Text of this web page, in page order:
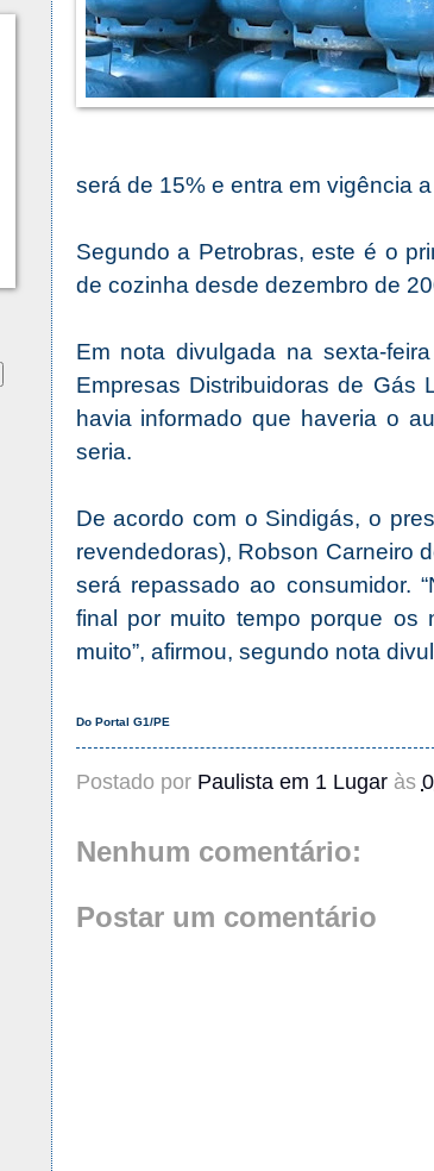
será de 15% e entra em vigência
Segundo a Petrobras, este é o
de cozinha desde dezembro de
Em nota divulgada na sexta-
Empresas Distribuidoras de Gás
havia informado que haveria o
seria.
De acordo com o Sindigás, o
revendedoras), Robson Carneiro
será repassado ao consumidor.
final por muito tempo porque os
muito”, afirmou, segundo nota
Do Portal G1/PE
Postado por Paulista em 1 Lugar às
Nenhum comentário:
Postar um comentário